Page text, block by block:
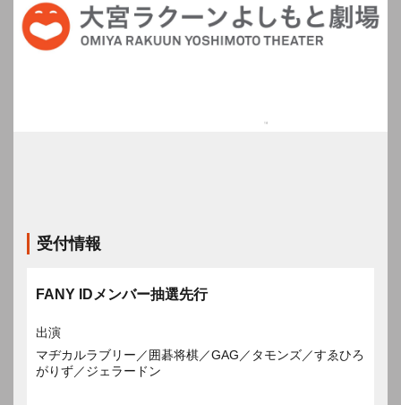
受付情報
FANY IDメンバー抽選先行
出演
マヂカルラブリー／囲碁将棋／GAG／タモンズ／すゑひろ
がりず／ジェラードン